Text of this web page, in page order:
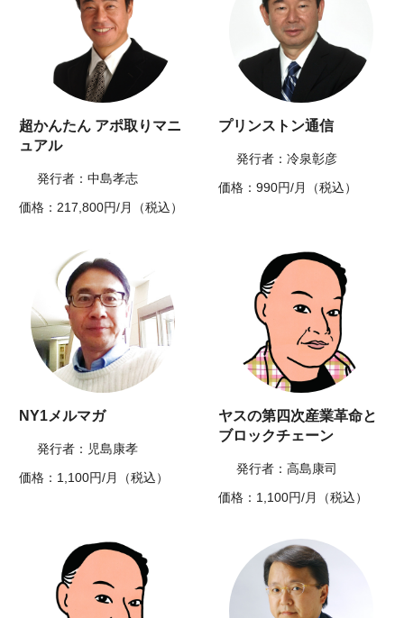
超かんたん アポ取りマニ
ュアル
発行者：中島孝志
価格：217,800円/月（税込）
プリンストン通信
発行者：冷泉彰彦
価格：990円/月（税込）
NY1メルマガ
発行者：児島康孝
価格：1,100円/月（税込）
ヤスの第四次産業革命と
ブロックチェーン
発行者：高島康司
価格：1,100円/月（税込）